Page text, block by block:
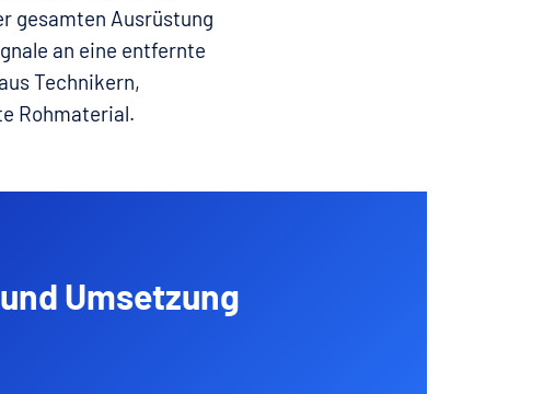
gesamten Ausrüstung
an eine entfernte
Technikern,
Rohmaterial.
Umsetzung